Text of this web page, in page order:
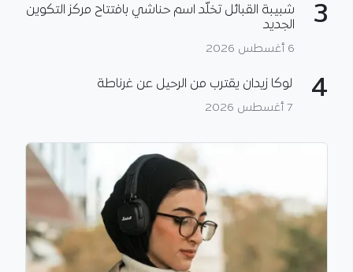
3
شبيبة القبائل تخلّد اسم حناشي بافتتاح مركز التكوين
الجديد
6 أغسطس 2026
4 لوكا زيدان يقترب من الرحيل عن غرناطة
7 أغسطس 2026